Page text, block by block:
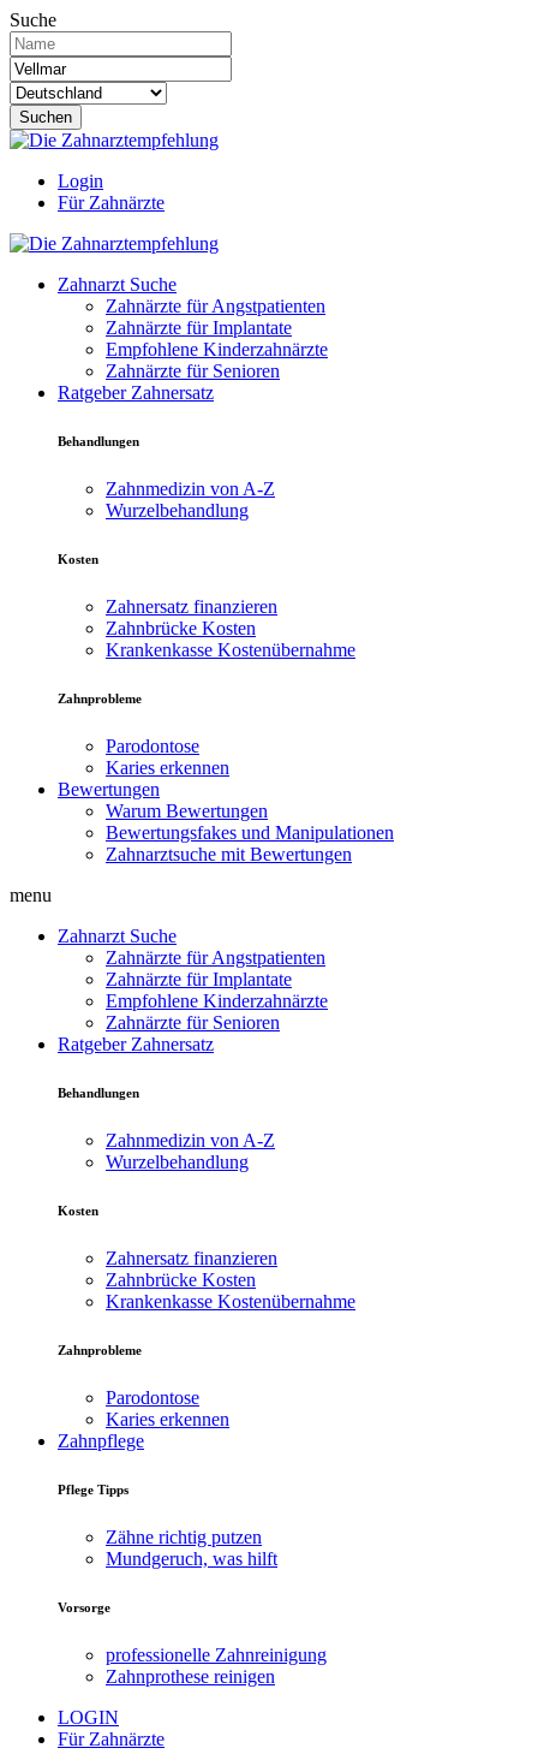
Suche
Suchen
Login
Für Zahnärzte
Zahnarzt Suche
Zahnärzte für Angstpatienten
Zahnärzte für Implantate
Empfohlene Kinderzahnärzte
Zahnärzte für Senioren
Ratgeber Zahnersatz
Behandlungen
Zahnmedizin von A-Z
Wurzelbehandlung
Kosten
Zahnersatz finanzieren
Zahnbrücke Kosten
Krankenkasse Kostenübernahme
Zahnprobleme
Parodontose
Karies erkennen
Bewertungen
Warum Bewertungen
Bewertungsfakes und Manipulationen
Zahnarztsuche mit Bewertungen
menu
Zahnarzt Suche
Zahnärzte für Angstpatienten
Zahnärzte für Implantate
Empfohlene Kinderzahnärzte
Zahnärzte für Senioren
Ratgeber Zahnersatz
Behandlungen
Zahnmedizin von A-Z
Wurzelbehandlung
Kosten
Zahnersatz finanzieren
Zahnbrücke Kosten
Krankenkasse Kostenübernahme
Zahnprobleme
Parodontose
Karies erkennen
Zahnpflege
Pflege Tipps
Zähne richtig putzen
Mundgeruch, was hilft
Vorsorge
professionelle Zahnreinigung
Zahnprothese reinigen
LOGIN
Für Zahnärzte